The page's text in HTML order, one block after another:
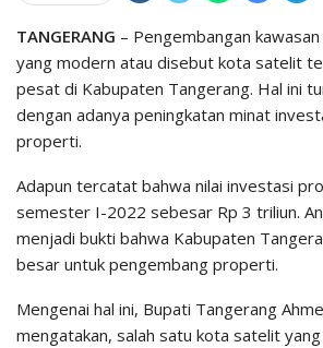
TANGERANG – Pengembangan
yang modern atau disebut kota satelit
pesat di Kabupaten Tangerang. Hal ini
dengan adanya peningkatan minat
properti.
Adapun tercatat bahwa nilai investasi
semester I-2022 sebesar Rp 3 triliun.
menjadi bukti bahwa Kabupaten
besar untuk pengembang properti.
Mengenai hal ini, Bupati Tangerang
mengatakan, salah satu kota satelit